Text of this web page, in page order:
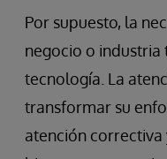
Por supuesto, la
negocio o
tecnología. La
transformar su
atención